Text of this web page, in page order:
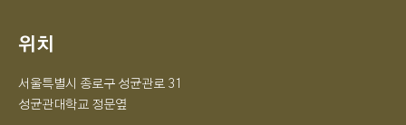
위치
서울특별시 종로구 성균관로 31
성균관대학교 정문옆